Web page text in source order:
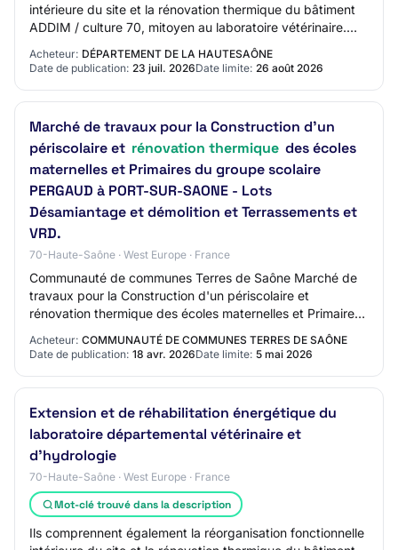
intérieure du site et la rénovation thermique du bâtiment
ADDIM / culture 70, mitoyen au laboratoire vétérinaire.
Classification CPV : Princi…
Acheteur: DÉPARTEMENT DE LA HAUTESAÔNE
Date de publication: 23 juil. 2026Date limite: 26 août 2026
Marché de travaux pour la Construction d'un
périscolaire et rénovation thermique des écoles
maternelles et Primaires du groupe scolaire
PERGAUD à PORT-SUR-SAONE - Lots
Désamiantage et démolition et Terrassements et
VRD.
70-Haute-Saône · West Europe · France
Communauté de communes Terres de Saône Marché de
travaux pour la Construction d'un périscolaire et
rénovation thermique des écoles maternelles et Primaires
du groupe scolaire PERGAUD à PORT-SUR-SAONE…
Acheteur: COMMUNAUTÉ DE COMMUNES TERRES DE SAÔNE
Date de publication: 18 avr. 2026Date limite: 5 mai 2026
Extension et de réhabilitation énergétique du
laboratoire départemental vétérinaire et
d'hydrologie
70-Haute-Saône · West Europe · France
Mot-clé trouvé dans la description
Ils comprennent également la réorganisation fonctionnelle